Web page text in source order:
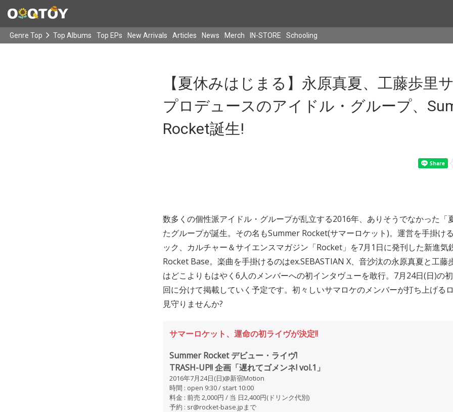
Genre Top Top Albums Top EPs New Arrivals Articles News Merch IN-STORE Schooling
【夏休みはじまる】永原真夏、工藤歩里
プロデュースのアイドル・グループ、
Rocket誕生!
数多くの個性派アイドル・グループが乱立する2016年、ありそうでなかった「
たグループが誕生。その名もSummer Rocket(サマーロケット)。運営を手掛け
ック、カルチャー＆サイエンスマガジン「Rocket」を7月1日に発刊した新進気
Rocket Base。楽曲を手掛けるのはex.SEBASTIAN X、音沙汰の永原真夏と工藤
はどこよりもはやく6人のメンバーへの初インタヴューを敢行。7月24日(日)の
回に分けて掲載していく予定です。初々しいサマロケのメンバーが打ち上げる
見守りませんか?
サマーロケット、運命の初ライヴが決定!!
Summer Rocket デビュー・ライヴ!
TRASH-UP!! 企画「遅れてゴメンネ! vol.1」
2016年7月24日(日)@新宿Motion
時間 : open 9:30 / start 10:00
料金 : 前売 2,000円 / 当 日2,400円(ドリンク代別)
予約 : sr@rocket-base.jpまで